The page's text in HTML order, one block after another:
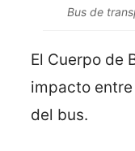
Bus de
El Cuerpo de
impacto
del bus.